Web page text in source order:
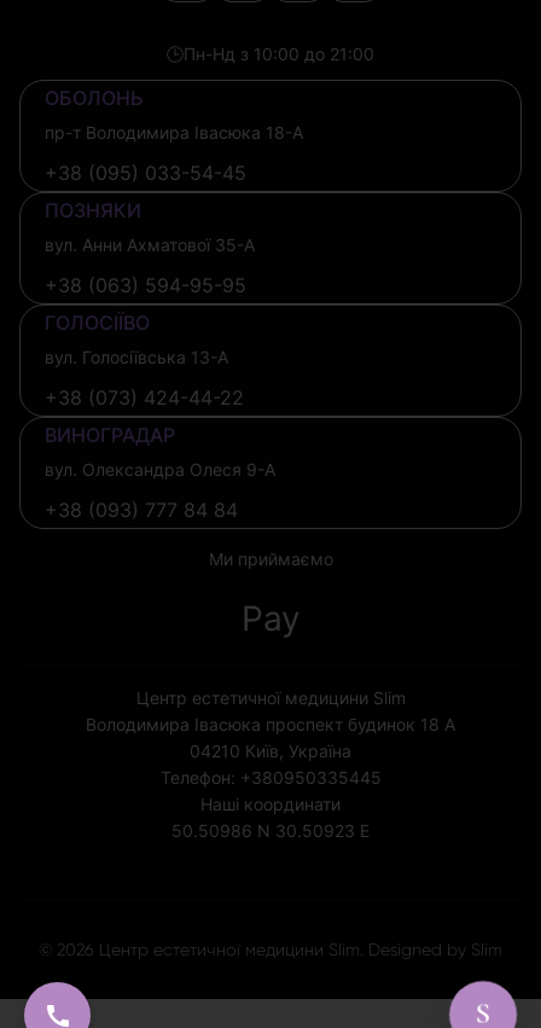
🕒Пн-Нд з 10:00 до 21:00
ОБОЛОНЬ
пр-т Володимира Івасюка 18-А
+38 (095) 033-54-45
ПОЗНЯКИ
вул. Анни Ахматової 35-А
+38 (063) 594-95-95
ГОЛОСІЇВО
вул. Голосіївська 13-А
+38 (073) 424-44-22
ВИНОГРАДАР
вул. Олександра Олеся 9-А
+38 (093) 777 84 84
Ми приймаємо
Pay
Центр естетичної медицини Slim
Володимира Івасюка проспект будинок 18 А
04210 Київ, Україна
Телефон: +380950335445
Наші координати
50.50986 N 30.50923 E

© 2026 Центр естетичної медицини Slim. Designed by Slim
S